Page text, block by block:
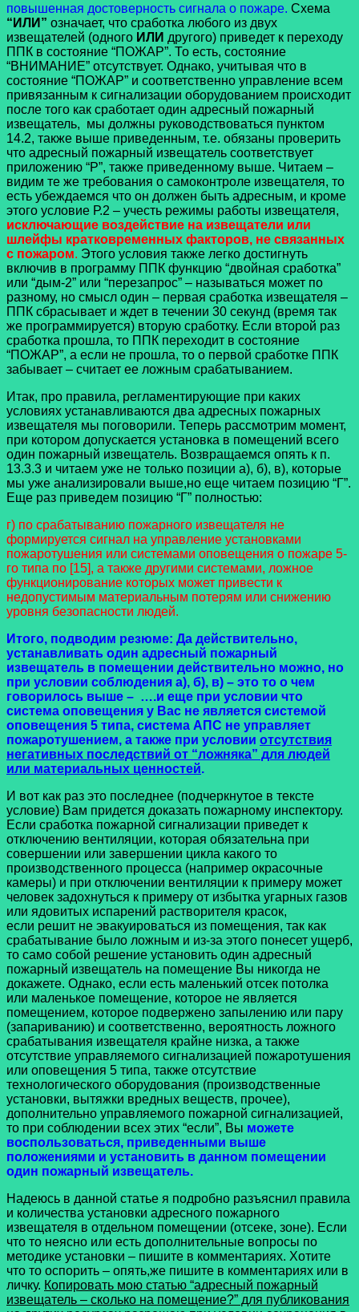
повышенная достоверность сигнала о пожаре. Схема
“ИЛИ” означает, что сработка любого из двух
извещателей (одного ИЛИ другого) приведет к переходу
ППК в состояние “ПОЖАР”. То есть, состояние
“ВНИМАНИЕ” отсутствует. Однако, учитывая что в
состояние “ПОЖАР” и соответственно управление всем
привязанным к сигнализации оборудованием происходит
после того как сработает один адресный пожарный
извещатель, мы должны руководствоваться пунктом
14.2, также выше приведенным, т.е. обязаны проверить
что адресный пожарный извещатель соответствует
приложению “Р”, также приведенному выше. Читаем –
видим те же требования о самоконтроле извещателя, то
есть убеждаемся что он должен быть адресным, и кроме
этого условие Р.2 – учесть режимы работы извещателя,
исключающие воздействие на извещатели или
шлейфы кратковременных факторов, не связанных
с пожаром. Этого условия также легко достигнуть
включив в программу ППК функцию “двойная сработка”
или “дым-2” или “перезапрос” – называться может по
разному, но смысл один – первая сработка извещателя –
ППК сбрасывает и ждет в течении 30 секунд (время так
же программируется) вторую сработку. Если второй раз
сработка прошла, то ППК переходит в состояние
“ПОЖАР”, а если не прошла, то о первой сработке ППК
забывает – считает ее ложным срабатыванием.
Итак, про правила, регламентирующие при каких
условиях устанавливаются два адресных пожарных
извещателя мы поговорили. Теперь рассмотрим момент,
при котором допускается установка в помещений всего
один пожарный извещатель. Возвращаемся опять к п.
13.3.3 и читаем уже не только позиции а), б), в), которые
мы уже анализировали выше,но еще читаем позицию “Г”.
Еще раз приведем позицию “Г” полностью:
г) по срабатыванию пожарного извещателя не
формируется сигнал на управление установками
пожаротушения или системами оповещения о пожаре 5-
го типа по [15], а также другими системами, ложное
функционирование которых может привести к
недопустимым материальным потерям или снижению
уровня безопасности людей.
Итого, подводим резюме: Да действительно,
устанавливать один адресный пожарный
извещатель в помещении действительно можно, но
при условии соблюдения а), б), в) – это то о чем
говорилось выше – ….и еще при условии что
система оповещения у Вас не является системой
оповещения 5 типа, система АПС не управляет
пожаротушением, а также при условии отсутствия
негативных последствий от “ложняка” для людей
или материальных ценностей.
И вот как раз это последнее (подчеркнутое в тексте
условие) Вам придется доказать пожарному инспектору.
Если сработка пожарной сигнализации приведет к
отключению вентиляции, которая обязательна при
совершении или завершении цикла какого то
производственного процесса (например окрасочные
камеры) и при отключении вентиляции к примеру может
человек задохнуться к примеру от избытка угарных газов
или ядовитых испарений растворителя красок,
если решит не эвакуироваться из помещения, так как
срабатывание было ложным и из-за этого понесет ущерб,
то само собой решение установить один адресный
пожарный извещатель на помещение Вы никогда не
докажете. Однако, если есть маленький отсек потолка
или маленькое помещение, которое не является
помещением, которое подвержено запылению или пару
(запариванию) и соответственно, вероятность ложного
срабатывания извещателя крайне низка, а также
отсутствие управляемого сигнализацией пожаротушения
или оповещения 5 типа, также отсутствие
технологического оборудования (производственные
установки, вытяжки вредных веществ, прочее),
дополнительно управляемого пожарной сигнализацией,
то при соблюдении всех этих “если”, Вы можете
воспользоваться, приведенными выше
положениями и установить в данном помещении
один пожарный извещатель.
Надеюсь в данной статье я подробно разъяснил правила
и количества установки адресного пожарного
извещателя в отдельном помещении (отсеке, зоне). Если
что то неясно или есть дополнительные вопросы по
методике установки – пишите в комментариях. Хотите
что то оспорить – опять,же пишите в комментариях или в
личку. Копировать мою статью “адресный пожарный
извещатель – сколько на помещение?” для публикования